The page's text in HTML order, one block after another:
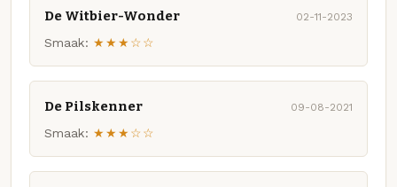
De Witbier-Wonder 02-11-2023
Smaak: ★★★☆☆
De Pilskenner 09-08-2021
Smaak: ★★★☆☆